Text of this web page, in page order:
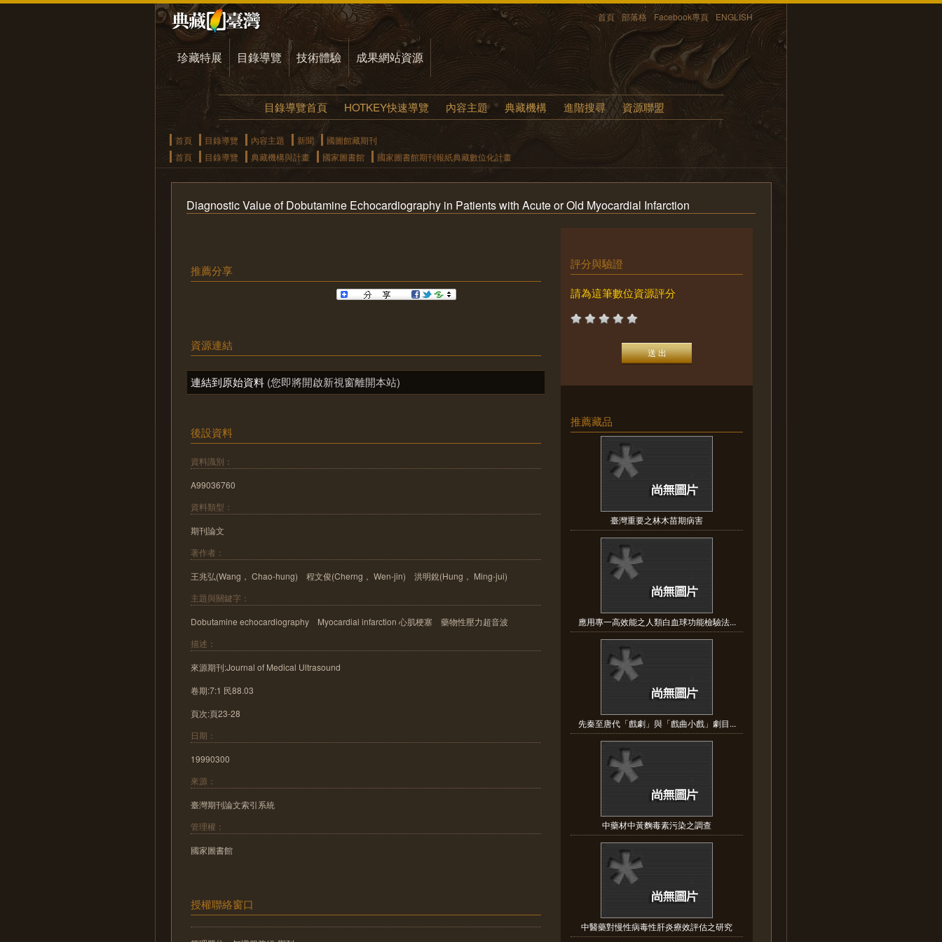
首頁 部落格 Facebook專頁 ENGLISH
珍藏特展 目錄導覽 技術體驗 成果網站資源
目錄導覽首頁 HOTKEY快速導覽 內容主題 典藏機構 進階搜尋 資源聯盟
首頁 目錄導覽 內容主題 新聞
國圖館藏期刊
首頁
目錄導覽 典藏機構與計畫 國家圖書館 國家圖書館期刊報紙典藏數位化計畫
Diagnostic Value of Dobutamine Echocardiography in Patients with Acute or Old Myocardial Infarction
推薦分享
資源連結
連結到原始資料 (您即將開啟新視窗離開本站)
後設資料
資料識別：
A99036760
資料類型：
期刊論文
著作者：
王兆弘(Wang， Chao-hung) 程文俊(Cherng， Wen-jin) 洪明銳(Hung， Ming-jui)
主題與關鍵字：
Dobutamine echocardiography Myocardial infarction 心肌梗塞 藥物性壓力超音波
描述：
來源期刊:Journal of Medical Ultrasound
卷期:7:1 民88.03
頁次:頁23-28
日期：
19990300
來源：
臺灣期刊論文索引系統
管理權：
國家圖書館
授權聯絡窗口
評分與驗證
請為這筆數位資源評分
推薦藏品
臺灣重要之林木苗期病害
應用專一高效能之人類白血球功能檢驗法...
先秦至唐代「戲劇」與「戲曲小戲」劇目...
中藥材中黃麴毒素污染之調查
中醫藥對慢性病毒性肝炎療效評估之研究